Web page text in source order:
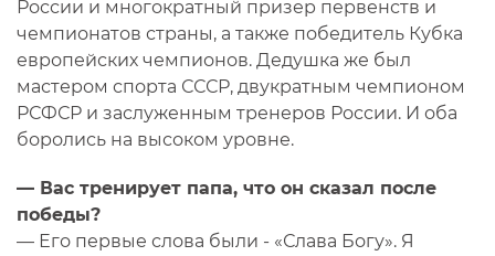
России и многократный призер первенств и
чемпионатов страны, а также победитель Кубка
европейских чемпионов. Дедушка же был
мастером спорта СССР, двукратным чемпионом
РСФСР и заслуженным тренеров России. И оба
боролись на высоком уровне.
— Вас тренирует папа, что он сказал после
победы?
— Его первые слова были - «Слава Богу». Я